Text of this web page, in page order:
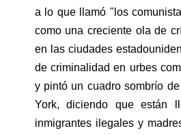
a lo que llamó "los
como una creciente ola de
en las ciudades
de criminalidad en urbes
y pintó un cuadro sombrío
York, diciendo que están
inmigrantes ilegales y